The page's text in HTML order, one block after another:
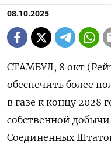
08.10.2025
СТАМБУЛ, 8 окт
обеспечить более
в газе к концу 2028
собственной
Соединенных